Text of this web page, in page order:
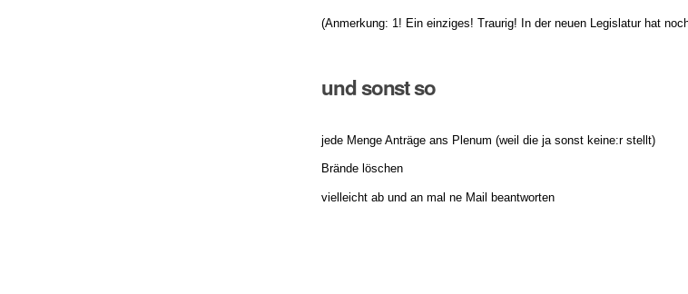
(Anmerkung: 1! Ein einziges! Traurig! In der neuen Legislatur hat
und sonst so
jede Menge Anträge ans Plenum (weil die ja sonst keine:r stellt)
Brände löschen
vielleicht ab und an mal ne Mail beantworten